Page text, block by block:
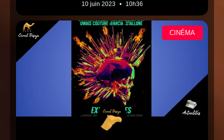
10 juin 2023 10h36
CINÉMA